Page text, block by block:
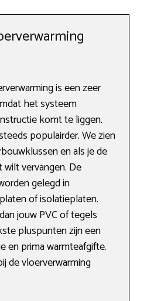
is een zeer
het systeem
komt te liggen.
populairder. We zien
en als je de
vervangen. De
gelegd in
of isolatieplaten.
jouw PVC of tegels
pluspunten zijn een
en prima warmteafgifte.
de vloerverwarming